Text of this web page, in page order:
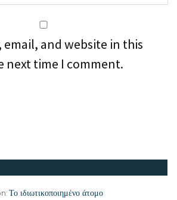
email, and website in this
next time I comment.
Το ιδιωτικοποιημένο άτομο